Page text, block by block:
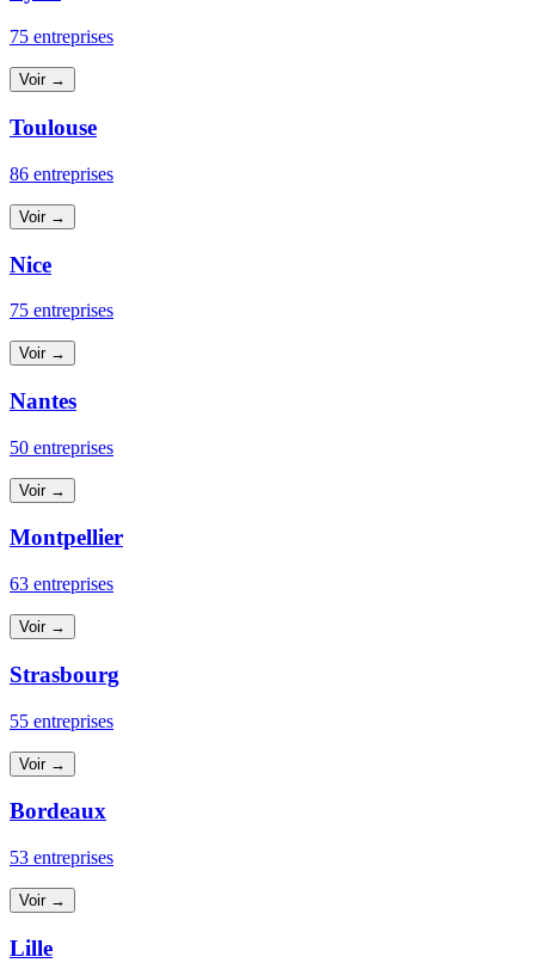
75 entreprises
Voir →
Toulouse
86 entreprises
Voir →
Nice
75 entreprises
Voir →
Nantes
50 entreprises
Voir →
Montpellier
63 entreprises
Voir →
Strasbourg
55 entreprises
Voir →
Bordeaux
53 entreprises
Voir →
Lille